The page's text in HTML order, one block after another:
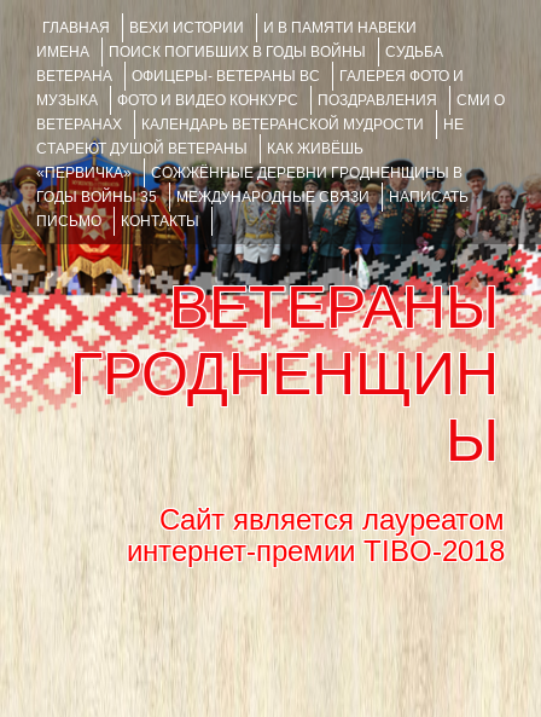
ГЛАВНАЯ ВЕХИ ИСТОРИИ
И В ПАМЯТИ НАВЕКИ
ИМЕНА
ПОИСК ПОГИБШИХ В ГОДЫ ВОЙНЫ
СУДЬБА
ВЕТЕРАНА
ОФИЦЕРЫ- ВЕТЕРАНЫ ВС
ГАЛЕРЕЯ ФОТО И
МУЗЫКА
ФОТО И ВИДЕО КОНКУРС ПОЗДРАВЛЕНИЯ
СМИ О
ВЕТЕРАНАХ
КАЛЕНДАРЬ ВЕТЕРАНСКОЙ МУДРОСТИ
НЕ
СТАРЕЮТ ДУШОЙ ВЕТЕРАНЫ
КАК ЖИВЁШЬ
«ПЕРВИЧКА»
СОЖЖЁННЫЕ ДЕРЕВНИ ГРОДНЕНЩИНЫ В
ГОДЫ ВОЙНЫ 35
МЕЖДУНАРОДНЫЕ СВЯЗИ
НАПИСАТЬ
ПИСЬМО
КОНТАКТЫ
ВЕТЕРАНЫ
ГРОДНЕНЩИН
Ы
Сайт является лауреатом
интернет-премии TIBO-2018